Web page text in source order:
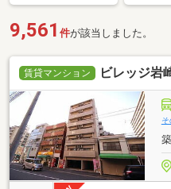
9,561 件が該当しました。
賃貸マンション ビレッジ岩